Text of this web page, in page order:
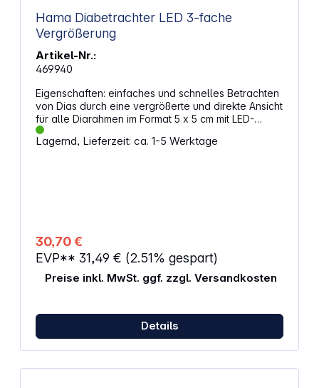
Hama Diabetrachter LED 3-fache
Vergrößerung
Artikel-Nr.:
469940
Eigenschaften: einfaches und schnelles Betrachten
von Dias durch eine vergrößerte und direkte Ansicht
für alle Diarahmen im Format 5 x 5 cm mit LED-
Lagernd, Lieferzeit: ca. 1-5 Werktage
30,70 €
EVP** 31,49 € (2.51% gespart)
Preise inkl. MwSt. ggf. zzgl. Versandkosten
Details